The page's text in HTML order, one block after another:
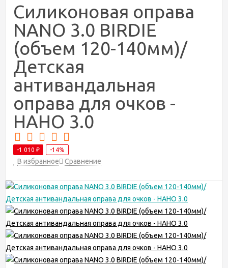
Силиконовая оправа
NANO 3.0 BIRDIE
(объем 120-140мм)/
Детская
антивандальная
оправа для очков -
НАНО 3.0
-1 010 ₽ -14%
В избранное Сравнение